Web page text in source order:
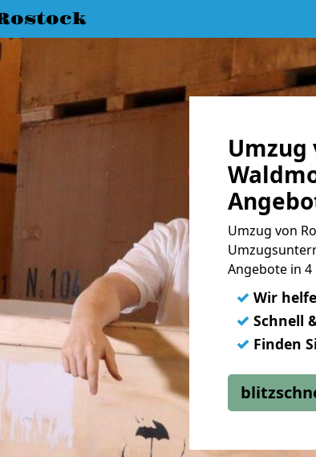
Umzug
Umzug von
Angebote in 4
✓ Wir
✓ Schnell
✓ Finden